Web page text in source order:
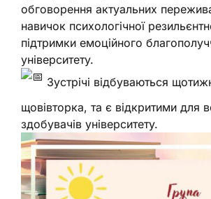
обговорення актуальних
навичок психологічної
підтримки емоційного
університету.
Зустрічі відбуваються
щовівторка, та є відкритими для
здобувачів університету.